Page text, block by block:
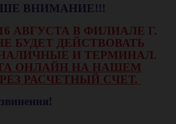
ВНИМАНИЕ!!!
АВГУСТА В ФИЛИАЛЕ Г.
БУДЕТ ДЕЙСТВОВАТЬ
И ТЕРМИНАЛ.
ОНЛАЙН НА НАШЕМ
РАСЧЕТНЫЙ СЧЕТ.